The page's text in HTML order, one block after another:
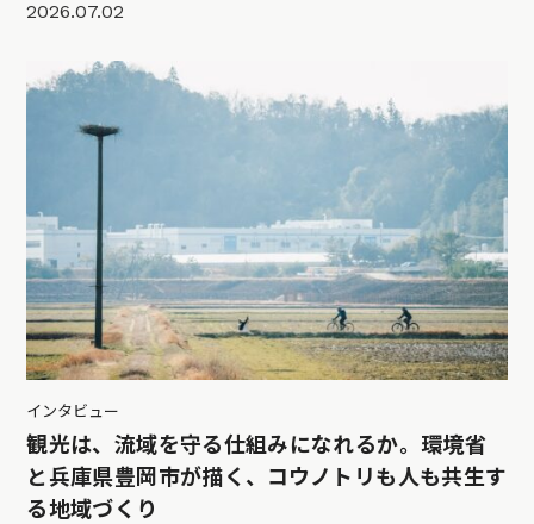
2026.07.02
インタビュー
観光は、流域を守る仕組みになれるか。環境省
と兵庫県豊岡市が描く、コウノトリも人も共生す
る地域づくり